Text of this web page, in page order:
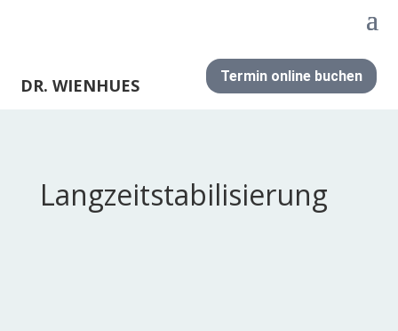
DR. WIENHUES Termin online buchen
Langzeitstabilisierung